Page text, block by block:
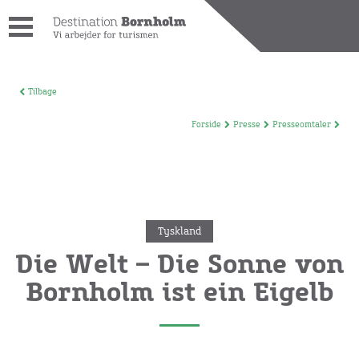
[wpdreams_ajaxsearchlite_results id=1 element="div"]
Tilbage
Forside Presse Presseomtaler
Tyskland
Die Welt – Die Sonne von
Bornholm ist ein Eigelb